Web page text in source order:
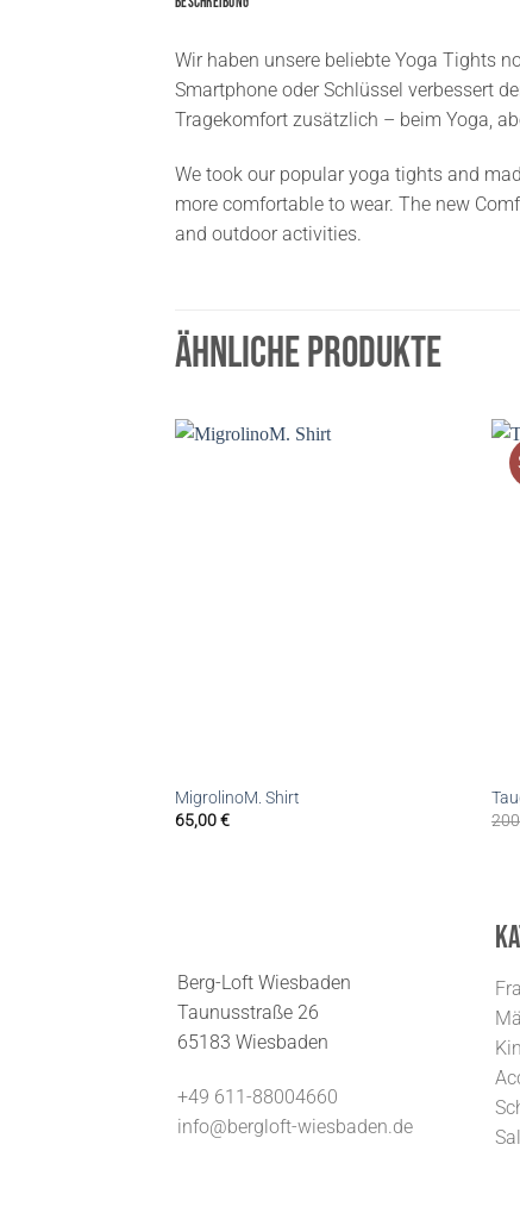
Wir haben unsere beliebte Yoga Tights
Smartphone oder Schlüssel verbessert
Tragekomfort zusätzlich – beim Yoga,
We took our popular yoga tights and
more comfortable to wear. The new
and outdoor activities.
ÄHNLICHE PRODUKTE
MigrolinoM. Shirt
65,00€
Berg-Loft Wiesbaden
Taunusstraße 26
65183 Wiesbaden
+49 611-88004660
info@bergloft-wiesbaden.de